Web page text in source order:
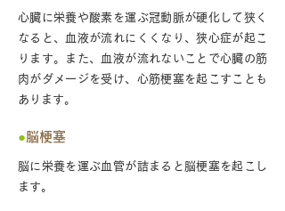
心臓に栄養や酸素を運ぶ冠動脈が硬化して狭く
なると、血液が流れにくくなり、狭心症が起こ
ります。また、血液が流れないことで心臓の筋
肉がダメージを受け、心筋梗塞を起こすことも
あります。
●脳梗塞
脳に栄養を運ぶ血管が詰まると脳梗塞を起こし
ます。